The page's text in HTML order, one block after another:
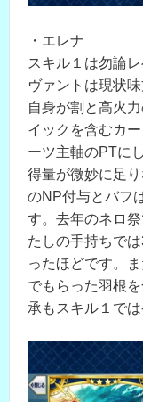
・エレナ
スキル１は勿論
ヴァントは現状
自身が割と高火
イックを含むカ
ーツ主軸のPTに
得量が微妙に足
のNP付与とバフ
す。去年のネロ
たしの手持ちで
ったほどです。
でもらった羽根
承もスキル１では